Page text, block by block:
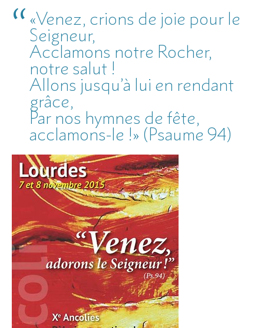
«Venez, crions de joie pour le
Seigneur,
Acclamons notre Rocher,
notre salut !
Allons jusqu’à lui en rendant
grâce,
Par nos hymnes de fête,
acclamons-le !» (Psaume 94)